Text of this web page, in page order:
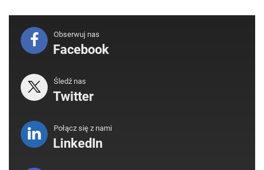
Obserwuj nas
Facebook
Śledź nas
Twitter
Połącz się z nami
LinkedIn